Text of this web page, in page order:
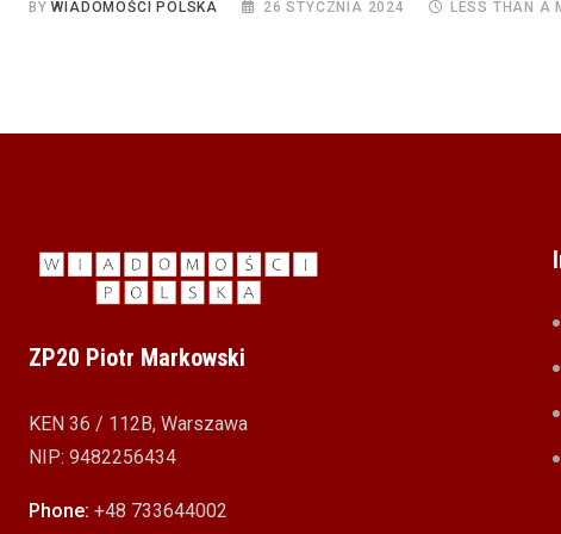
BYWIADOMOŚCI POLSKA 26 STYCZNIA 2024 LESS THAN A
ZP20 Piotr Markowski
KEN 36 / 112B, Warszawa
NIP: 9482256434
Phone: +48 733644002